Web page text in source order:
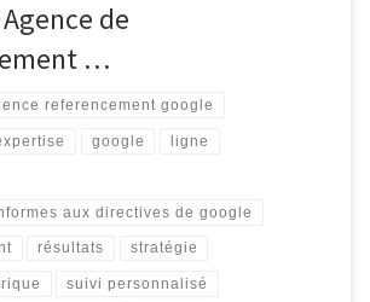
de
…
referencement google
google ligne
aux directives de google
résultats stratégie
suivi personnalisé